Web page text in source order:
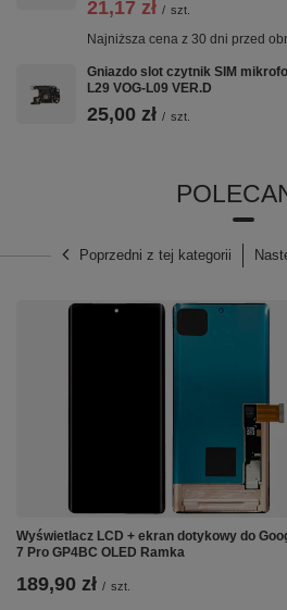
światła:Tak
Regulowana Jasność:
Technologia:Incell
Samsung Galaxy
G975F S10+
Kolor:
Srebrna
Wyświetlacze typu 'Incell' nie
21,17 zł / szt.
Najniższa cena z 30 dni przed
Gniazdo slot czytnik SIM
L29 VOG-L09 VER.D
25,00 zł / szt.
Poprzedni z tej kategorii
Wyświetlacz LCD + ekran dotykowy do
7 Pro GP4BC OLED Ramka
189,90 zł / szt.